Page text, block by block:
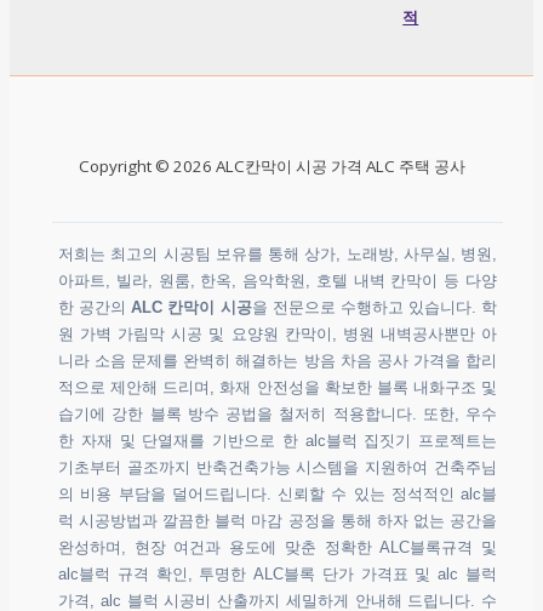
적
Copyright © 2026 ALC칸막이 시공 가격 ALC 주택 공사
저희는 최고의 시공팀 보유를 통해 상가, 노래방, 사무실, 병원,
아파트, 빌라, 원룸, 한옥, 음악학원, 호텔 내벽 칸막이 등 다양
한 공간의ALC 칸막이 시공을 전문으로 수행하고 있습니다. 학
원 가벽 가림막 시공 및 요양원 칸막이, 병원 내벽공사뿐만 아
니라 소음 문제를 완벽히 해결하는 방음 차음 공사 가격을 합리
적으로 제안해 드리며, 화재 안전성을 확보한 블록 내화구조 및
습기에 강한 블록 방수 공법을 철저히 적용합니다. 또한, 우수
한 자재 및 단열재를 기반으로 한 alc블럭 집짓기 프로젝트는
기초부터 골조까지 반축건축가능 시스템을 지원하여 건축주님
의 비용 부담을 덜어드립니다. 신뢰할 수 있는 정석적인 alc블
럭 시공방법과 깔끔한 블럭 마감 공정을 통해 하자 없는 공간을
완성하며, 현장 여건과 용도에 맞춘 정확한 ALC블록규격 및
alc블럭 규격 확인, 투명한 ALC블록 단가 가격표 및 alc 블럭
가격, alc 블럭 시공비 산출까지 세밀하게 안내해 드립니다. 수